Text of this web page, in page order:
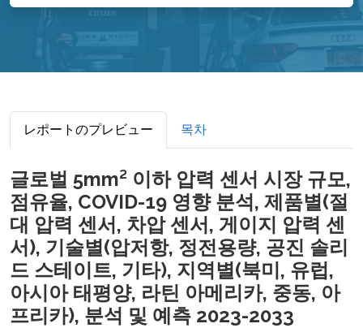
レポートのプレビュー 목차
글로벌 5mm² 이하 압력 센서 시장 규모,
점유율, COVID-19 영향 분석, 제품별(절
대 압력 센서, 차압 센서, 게이지 압력 센
서), 기술별(압저항, 정전용량, 공진 솔리
드 스테이트, 기타), 지역별(북미, 유럽,
아시아 태평양, 라틴 아메리카, 중동, 아
프리카), 분석 및 예측 2023-2033